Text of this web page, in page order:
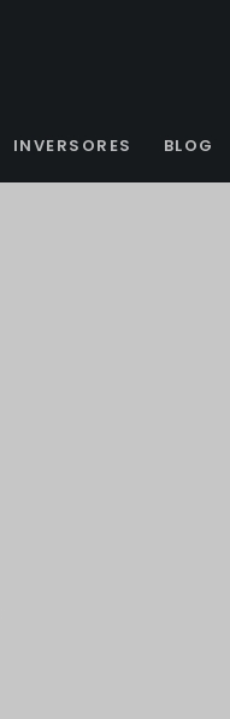
INVERSORES BLOG